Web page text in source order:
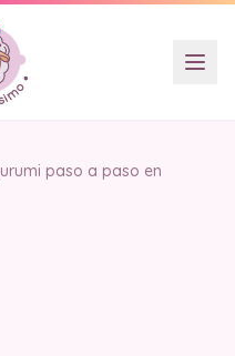
paso a paso en